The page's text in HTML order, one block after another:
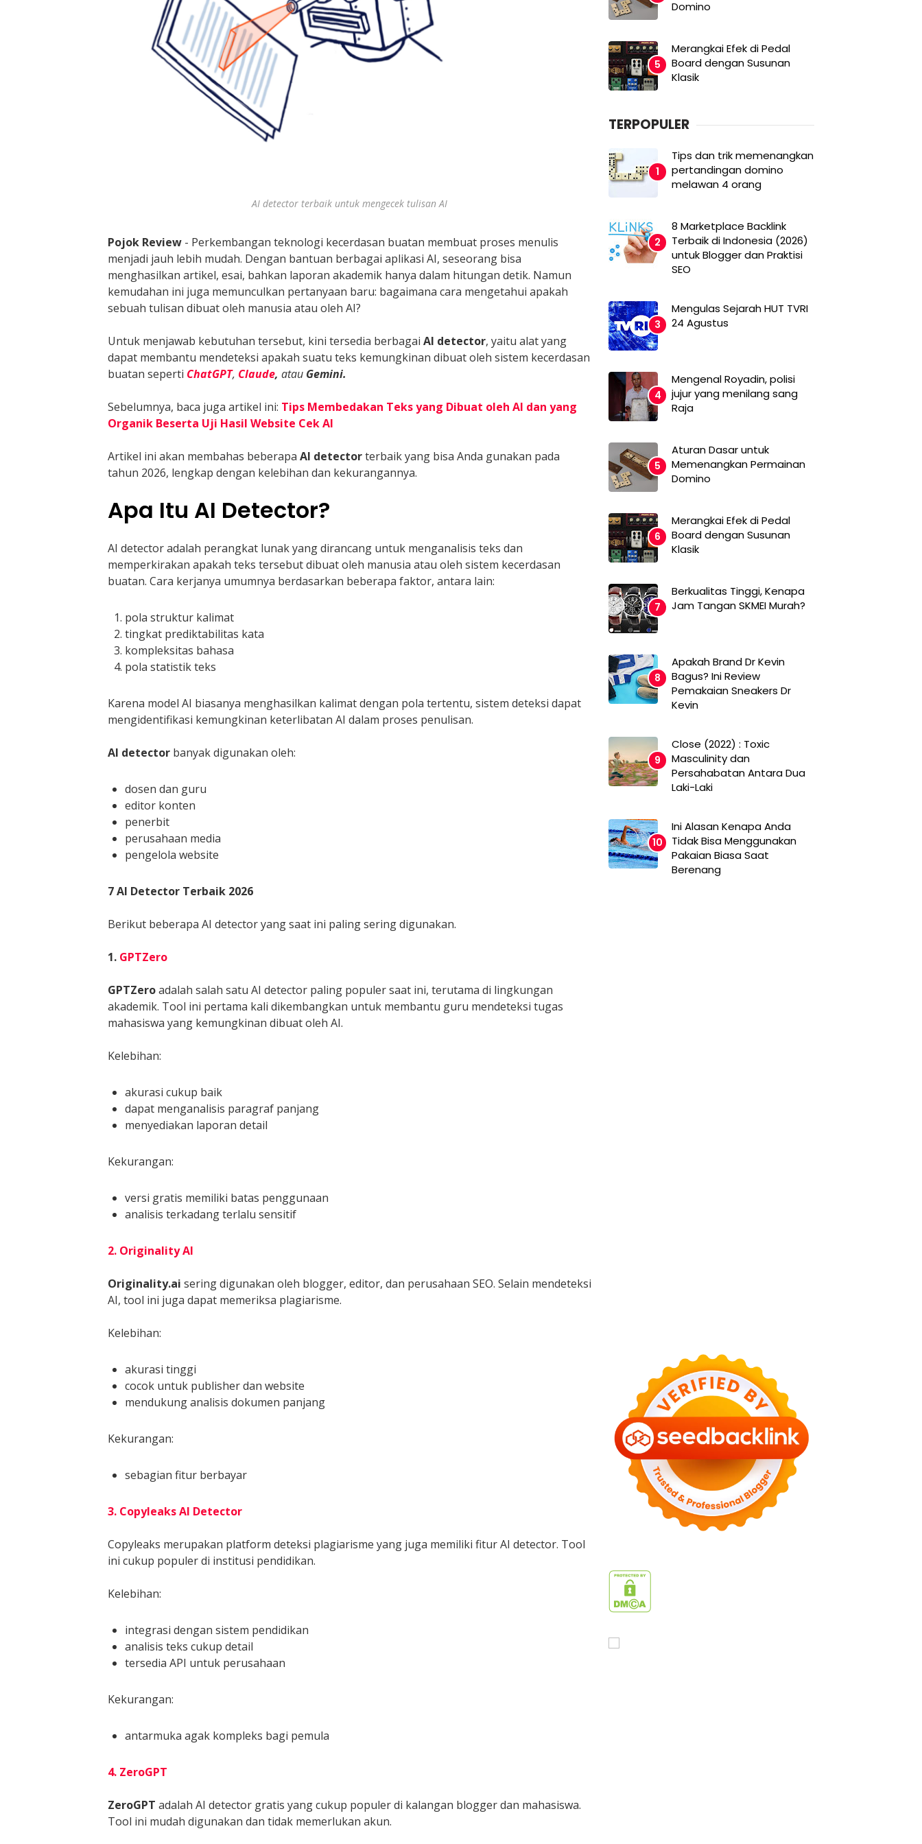
AI detector terbaik untuk mengecek tulisan AI
Pojok Review - Perkembangan teknologi kecerdasan buatan membuat proses menulis
menjadi jauh lebih mudah. Dengan bantuan berbagai aplikasi AI, seseorang bisa
menghasilkan artikel, esai, bahkan laporan akademik hanya dalam hitungan detik. Namun
kemudahan ini juga memunculkan pertanyaan baru: bagaimana cara mengetahui apakah
sebuah tulisan dibuat oleh manusia atau oleh AI?
Untuk menjawab kebutuhan tersebut, kini tersedia berbagai AI detector, yaitu alat yang
dapat membantu mendeteksi apakah suatu teks kemungkinan dibuat oleh sistem kecerdasan
buatan seperti ChatGPT, Claude, atau Gemini.
Sebelumnya, baca juga artikel ini: Tips Membedakan Teks yang Dibuat oleh AI dan yang
Organik Beserta Uji Hasil Website Cek AI
Artikel ini akan membahas beberapa AI detectorterbaik yang bisa Anda gunakan pada
tahun 2026, lengkap dengan kelebihan dan kekurangannya.
Apa Itu AI Detector?
AI detector adalah perangkat lunak yang dirancang untuk menganalisis teks dan
memperkirakan apakah teks tersebut dibuat oleh manusia atau oleh sistem kecerdasan
buatan. Cara kerjanya umumnya berdasarkan beberapa faktor, antara lain:
pola struktur kalimat
tingkat prediktabilitas kata
kompleksitas bahasa
pola statistik teks
Karena model AI biasanya menghasilkan kalimat dengan pola tertentu, sistem deteksi dapat
mengidentifikasi kemungkinan keterlibatan AI dalam proses penulisan.
AI detector banyak digunakan oleh:
dosen dan guru
editor konten
penerbit
perusahaan media
pengelola website
7 AI Detector Terbaik 2026
Berikut beberapa AI detector yang saat ini paling sering digunakan.
1. GPTZero
GPTZeroadalah salah satu AI detector paling populer saat ini, terutama di lingkungan
akademik. Tool ini pertama kali dikembangkan untuk membantu guru mendeteksi tugas
mahasiswa yang kemungkinan dibuat oleh AI.
Kelebihan:
akurasi cukup baik
dapat menganalisis paragraf panjang
menyediakan laporan detail
Kekurangan:
versi gratis memiliki batas penggunaan
analisis terkadang terlalu sensitif
2. Originality AI
Originality.ai sering digunakan oleh blogger, editor, dan perusahaan SEO. Selain mendeteksi
AI, tool ini juga dapat memeriksa plagiarisme.
Kelebihan:
akurasi tinggi
cocok untuk publisher dan website
mendukung analisis dokumen panjang
Kekurangan:
sebagian fitur berbayar
3. Copyleaks AI Detector
Copyleaks merupakan platform deteksi plagiarisme yang juga memiliki fitur AI detector. Tool
ini cukup populer di institusi pendidikan.
Kelebihan:
integrasi dengan sistem pendidikan
analisis teks cukup detail
tersedia API untuk perusahaan
Kekurangan:
antarmuka agak kompleks bagi pemula
4. ZeroGPT
ZeroGPT adalah AI detector gratis yang cukup populer di kalangan blogger dan mahasiswa.
Tool ini mudah digunakan dan tidak memerlukan akun.
Domino
Merangkai Efek di Pedal
Board dengan Susunan
Klasik
TERPOPULER
Tips dan trik memenangkan
pertandingan domino
melawan 4 orang
8 Marketplace Backlink
Terbaik di Indonesia (2026)
untuk Blogger dan Praktisi
SEO
Mengulas Sejarah HUT TVRI
24 Agustus
Mengenal Royadin, polisi
jujur yang menilang sang
Raja
Aturan Dasar untuk
Memenangkan Permainan
Domino
Merangkai Efek di Pedal
Board dengan Susunan
Klasik
Berkualitas Tinggi, Kenapa
Jam Tangan SKMEI Murah?
Apakah Brand Dr Kevin
Bagus? Ini Review
Pemakaian Sneakers Dr
Kevin
Close (2022) : Toxic
Masculinity dan
Persahabatan Antara Dua
Laki-Laki
Ini Alasan Kenapa Anda
Tidak Bisa Menggunakan
Pakaian Biasa Saat
Berenang